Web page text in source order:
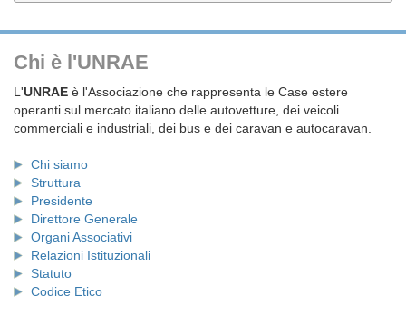
Chi è l'UNRAE
L'UNRAE è l'Associazione che rappresenta le Case estere
operanti sul mercato italiano delle autovetture, dei veicoli
commerciali e industriali, dei bus e dei caravan e autocaravan.
Chi siamo
Struttura
Presidente
Direttore Generale
Organi Associativi
Relazioni Istituzionali
Statuto
Codice Etico